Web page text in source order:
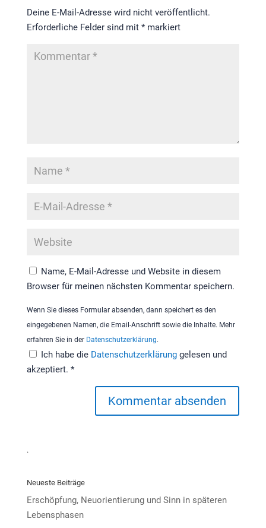
Deine E-Mail-Adresse wird nicht veröffentlicht.
Erforderliche Felder sind mit *markiert
Name, E-Mail-Adresse und Website in diesem
Browser für meinen nächsten Kommentar speichern.
Wenn Sie dieses Formular absenden, dann speichert es den
eingegebenen Namen, die Email-Anschrift sowie die Inhalte. Mehr
erfahren Sie in der Datenschutzerklärung.
Ich habe die Datenschutzerklärung gelesen und
akzeptiert. *
.
Neueste Beiträge
Erschöpfung, Neuorientierung und Sinn in späteren
Lebensphasen